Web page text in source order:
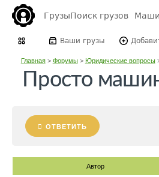
ГрузыПоиск грузов
Ваши грузы
Главная> Форумы> Юридические вопросы
Просто
ОТВЕТИТЬ
Автор